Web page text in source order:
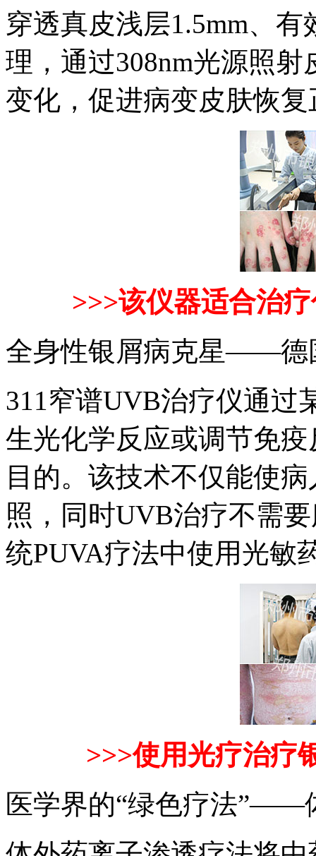
穿透真皮浅层1.5mm、
理，通过308nm光源照
变化，促进病变皮肤恢复
>>>该仪器适合治
全身性银屑病克星——德
311窄谱UVB治疗仪通过
生光化学反应或调节免
目的。该技术不仅能使
照，同时UVB治疗不需
统PUVA疗法中使用光敏
>>>使用光疗治疗
医学界的“绿色疗法”——